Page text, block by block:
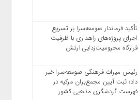
تأکید فرماندار صومعه‌سرا بر تسریع
اجرای پروژه‌های راهداری با ظرفیت
قرارگاه محرومیت‌زدایی ارتش
رئیس میراث فرهنگی صومعه‌سرا خبر
داد؛ ثبت آیین مجمع‌بران مرکیه در
فهرست گردشگری مذهبی کشور